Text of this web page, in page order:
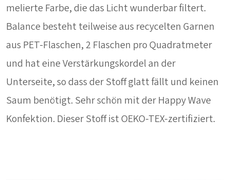
melierte Farbe, die das Licht wunderbar filtert.
Balance besteht teilweise aus recycelten Garnen
aus PET-Flaschen, 2 Flaschen pro Quadratmeter
und hat eine Verstärkungskordel an der
Unterseite, so dass der Stoff glatt fällt und keinen
Saum benötigt. Sehr schön mit der Happy Wave
Konfektion. Dieser Stoff ist OEKO-TEX-zertifiziert.